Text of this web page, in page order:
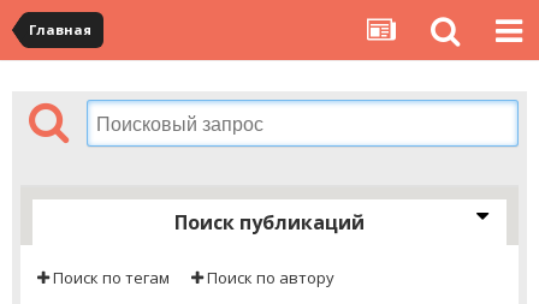
Главная
Поиск публикаций
Поиск по тегам Поиск по автору